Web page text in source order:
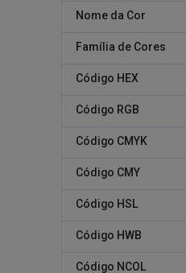
Nome da Cor
Família de Cores
Código HEX
Código RGB
Código CMYK
Código CMY
Código HSL
Código HWB
Código NCOL